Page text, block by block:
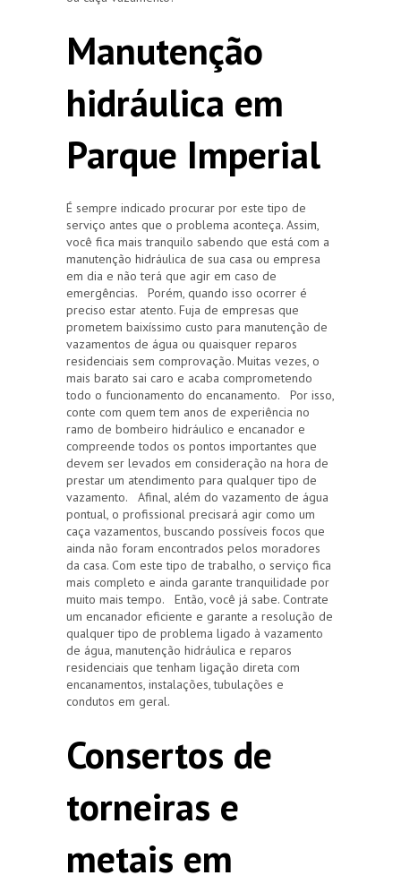
Manutenção
hidráulica em
Parque Imperial
É sempre indicado procurar por este tipo de
serviço antes que o problema aconteça. Assim,
você fica mais tranquilo sabendo que está com a
manutenção hidráulica de sua casa ou empresa
em dia e não terá que agir em caso de
emergências. Porém, quando isso ocorrer é
preciso estar atento. Fuja de empresas que
prometem baixíssimo custo para manutenção de
vazamentos de água ou quaisquer reparos
residenciais sem comprovação. Muitas vezes, o
mais barato sai caro e acaba comprometendo
todo o funcionamento do encanamento. Por isso,
conte com quem tem anos de experiência no
ramo de bombeiro hidráulico e encanador e
compreende todos os pontos importantes que
devem ser levados em consideração na hora de
prestar um atendimento para qualquer tipo de
vazamento. Afinal, além do vazamento de água
pontual, o profissional precisará agir como um
caça vazamentos, buscando possíveis focos que
ainda não foram encontrados pelos moradores
da casa. Com este tipo de trabalho, o serviço fica
mais completo e ainda garante tranquilidade por
muito mais tempo. Então, você já sabe. Contrate
um encanador eficiente e garante a resolução de
qualquer tipo de problema ligado à vazamento
de água, manutenção hidráulica e reparos
residenciais que tenham ligação direta com
encanamentos, instalações, tubulações e
condutos em geral.
Consertos de
torneiras e
metais em